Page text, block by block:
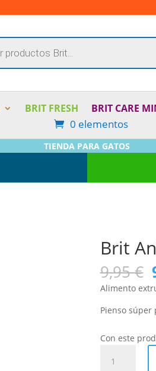
BRIT FRESH BRIT CARE
0 elementos
TIENDA PARA GATOS
Brit
9,95€
Alimento
Pienso
Con este
Animals